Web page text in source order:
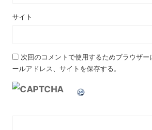
サイト
次回のコメントで使用するためブラウザー
ールアドレス、サイトを保存する。